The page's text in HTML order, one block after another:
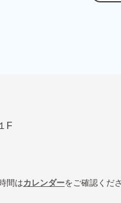
F
間はカレンダーをご確認くださ